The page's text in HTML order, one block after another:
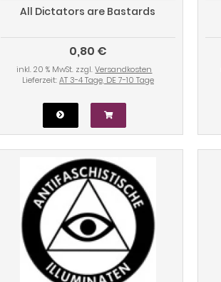
All Dictators are Bastards
0,80 €
inkl. 20 % MwSt. zzgl.Versandkosten
Lieferzeit:AT 3-4 Tage, DE 7-10 Tage